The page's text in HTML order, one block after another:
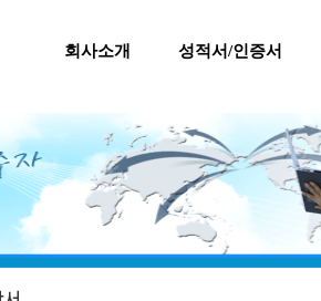
회사소개 성적서/인증서